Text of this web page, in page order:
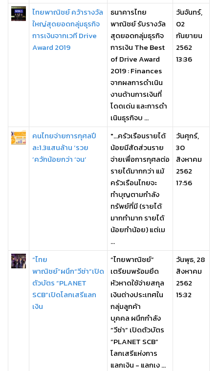
ไทยพาณิชย์ คว้ารางวัล
ใหญ่สุดยอดกลุ่มธุรกิจ
การเงินจากเวที Drive
Award 2019
ธนาคารไทย
พาณิชย์ รับรางวัล
สุดยอดกลุ่มธุรกิจ
การเงิน The Best
of Drive Award
2019 : Finances
จากผลการดำเนิน
งานด้านการเงินที่
โดดเด่น และการดำ
เนินธุรกิจบ ...
วันจันทร์,
02
กันยายน
2562
13:36
คนไทยจ่ายการกุศลปี
ละ1.3แสนล้าน ‘รวย
’ควักน้อยกว่า ‘จน’
"...ครัวเรือนรายได้
น้อยมีสัดส่วนราย
จ่ายเพื่อการกุศลต่อ
รายได้มากกว่า แม้
ครัวเรือนไทยจะ
ทำบุญตามกำลัง
ทรัพย์ที่มี (รายได้
มากทำมาก รายได้
น้อยทำน้อย) แต่เม
...
วันศุกร์,
30
สิงหาคม
2562
17:56
“ไทย
พาณิชย์”ผนึก“วีซ่า”เปิด
ตัวบัตร “PLANET
SCB”เปิดโลกเสรีแลก
เงิน
“ไทยพาณิชย์”
เตรียมพร้อมยึด
หัวหาดใช้จ่ายสกุล
เงินต่างประเทศใน
กลุ่มลูกค้า
บุคคล ผนึกกำลัง
“วีซ่า” เปิดตัวบัตร
“PLANET SCB”
โลกเสรีแห่งการ
แลกเงิน - แลกเง ...
วันพุธ, 28
สิงหาคม
2562
15:32